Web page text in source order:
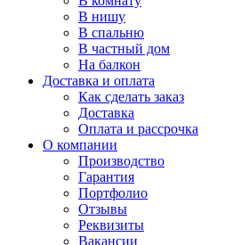
В нишу
В спальню
В частный дом
На балкон
Доставка и оплата
Как сделать заказ
Доставка
Оплата и рассрочка
О компании
Производство
Гарантия
Портфолио
Отзывы
Реквизиты
Вакансии